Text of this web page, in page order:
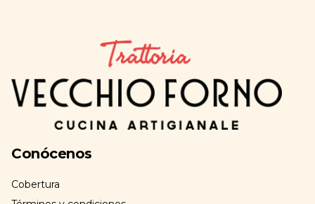
Conócenos
Cobertura